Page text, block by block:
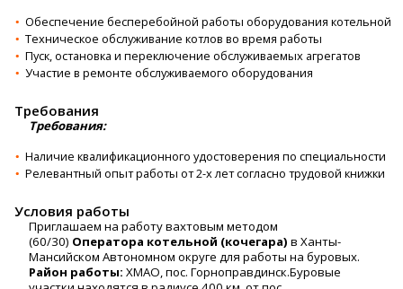
Обеспечение бесперебойной работы оборудования котельной
Техническое обслуживание котлов во время работы
Пуск, остановка и переключение обслуживаемых агрегатов
Участие в ремонте обслуживаемого оборудования
Требования
Требования:
Наличие квалификационного удостоверения по специальности
Релевантный опыт работы от 2-х лет согласно трудовой книжки
Условия работы
Приглашаем на работу вахтовым методом
(60/30) Оператора котельной (кочегара) в Ханты-
Мансийском Автономном округе для работы на буровых.
Район работы: ХМАО, пос. Горноправдинск.Буровые